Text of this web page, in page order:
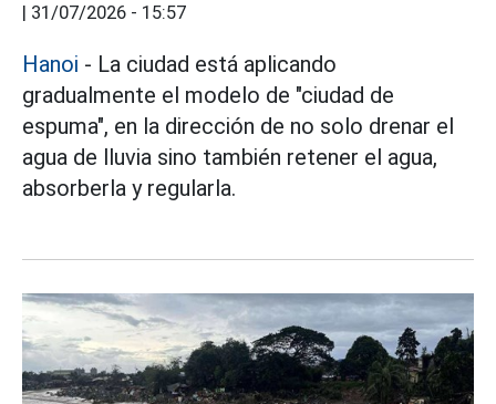
| 31/07/2026 - 15:57
Hanoi - La ciudad está aplicando
gradualmente el modelo de "ciudad de
espuma", en la dirección de no solo drenar el
agua de lluvia sino también retener el agua,
absorberla y regularla.